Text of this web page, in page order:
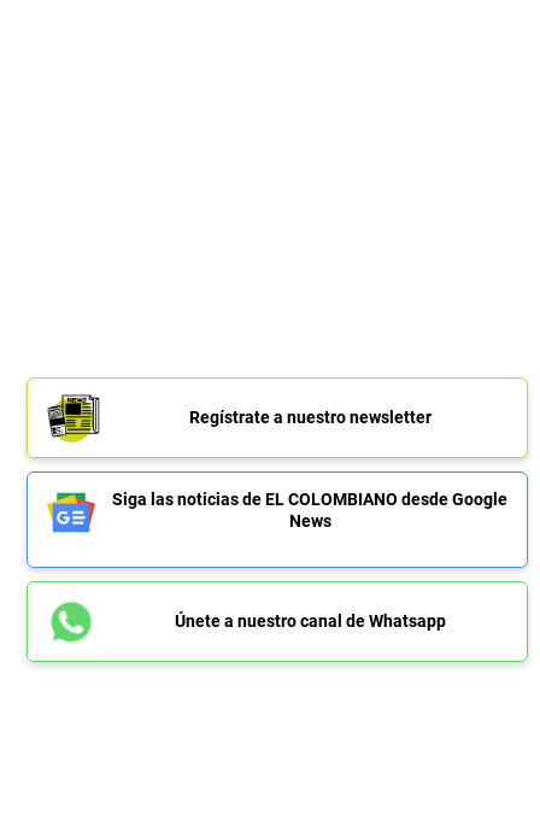
Regístrate a nuestro newsletter
Siga las noticias de EL COLOMBIANO desde Google
News
Únete a nuestro canal de Whatsapp